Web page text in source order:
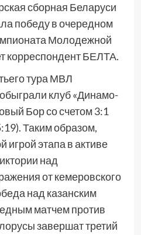
сборная Беларуси
победу в очередном
Молодежной
корреспондент БЕЛТА.
тура МВЛ
клуб «Динамо-
Бор со счетом 3:1
Таким образом,
игрой этапа в активе
над
от кемеровского
над казанским
матчем против
завершат третий